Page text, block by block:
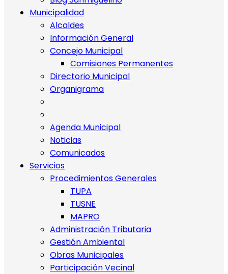
Municipalidad
Alcaldes
Información General
Concejo Municipal
Comisiones Permanentes
Directorio Municipal
Organigrama
Agenda Municipal
Noticias
Comunicados
Servicios
Procedimientos Generales
TUPA
TUSNE
MAPRO
Administración Tributaria
Gestión Ambiental
Obras Municipales
Participación Vecinal